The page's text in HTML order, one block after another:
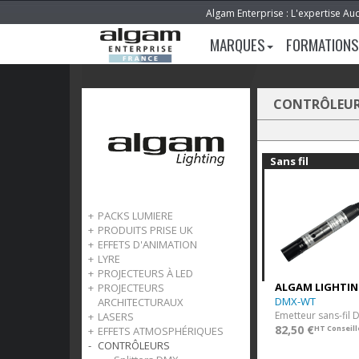
Algam Enterprise : L'expertise
MARQUES FORMATIONS
PACKS LUMIERE
Bundles
PRODUITS PRISE UK
PRODUITS PRISE UK
EFFETS D'ANIMATION
Derby
Combo
Projecteurs sur barre
Stroboscope
LYRE
Wash
Spot
Beam
Hybride
PROJECTEURS À LED
Par
Slimpar
Par sur batterie
Blinder
Barres
PROJECTEURS
ARCHITECTURAUX
Par IP
Wash IP
Gobos
LASERS
Moteurs pas-à-pas
Scanners
EFFETS ATMOSPHÉRIQUES
Machines à fumée
CONTRÔLEURS
Sans fil
ALGAM
DMX-WT
82,50 €HT